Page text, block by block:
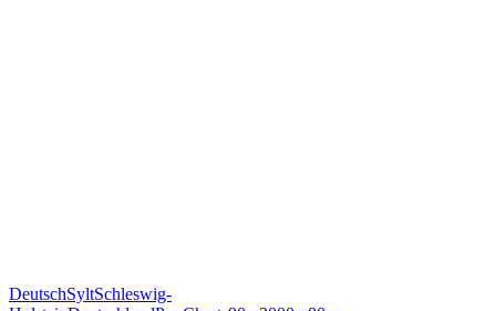
DeutschSyltSchleswig-